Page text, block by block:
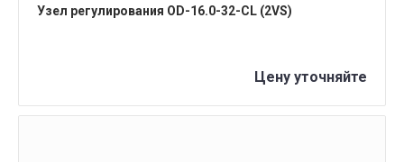
Узел регулирования OD-16.0-32-CL (2VS)
Цену уточняйте